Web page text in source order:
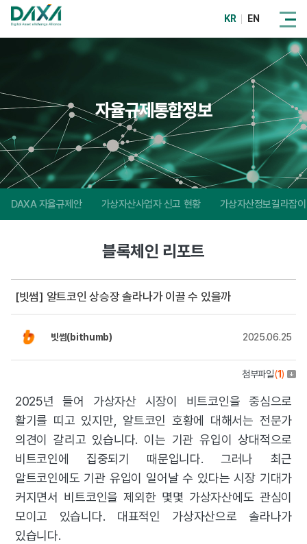
KR EN
자율규제통합정보
DAXA 자율규제안 가상자산사업자 신고 현황 가상자산정보길라잡이
블록체인 리포트
[빗썸] 알트코인 상승장 솔라나가 이끌 수 있을까
빗썸(bithumb) 2025.06.25
첨부파일(1)
2025년 들어 가상자산 시장이 비트코인을 중심으로
활기를 띠고 있지만, 알트코인 호황에 대해서는 전문가
의견이 갈리고 있습니다. 이는 기관 유입이 상대적으로
비트코인에 집중되기 때문입니다. 그러나 최근
알트코인에도 기관 유입이 일어날 수 있다는 시장 기대가
커지면서 비트코인을 제외한 몇몇 가상자산에도 관심이
모이고 있습니다. 대표적인 가상자산으로 솔라나가
있습니다.